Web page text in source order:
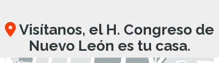
Visítanos, el H. Congreso de
Nuevo León es tu casa.